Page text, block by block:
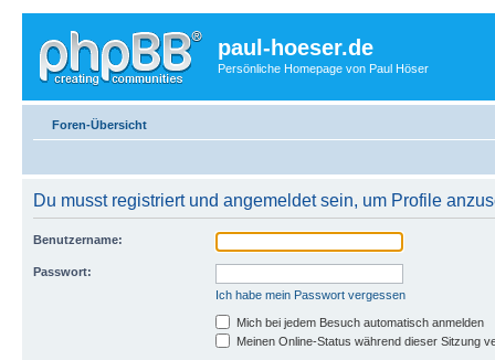
paul-hoeser.de
Persönliche Homepage von Paul Höser
Foren-Übersicht
Du musst registriert und angemeldet sein, um Profile
Benutzername:
Passwort:
Ich habe mein Passwort vergessen
Mich bei jedem Besuch automatisch anmelden
Meinen Online-Status während dieser Sitzung